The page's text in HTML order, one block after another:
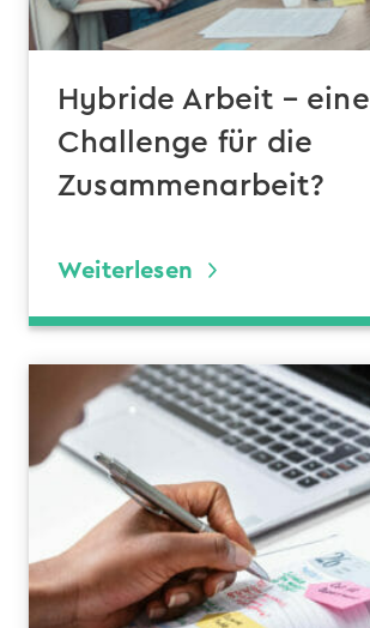
Hybride Arbeit – eine
Challenge für die
Zusammenarbeit?
Weiterlesen